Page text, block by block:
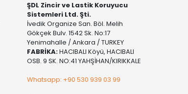
ŞDL Zincir ve Lastik Koruyucu
Sistemleri Ltd. Şti.
İvedik Organize San. Böl. Melih
Gökçek Bulv. 1542 Sk. No:17
Yenimahalle / Ankara / TURKEY
FABRİKA:HACIBALI Köyü, HACIBALI
OSB. 9 SK. NO:41 YAHŞİHAN/KIRIKKALE
Whatsapp: +90 530 939 03 99